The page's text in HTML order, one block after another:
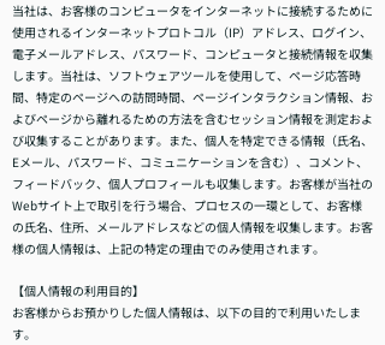
当社は、お客様のコンピュータをインターネットに接続するために
使用されるインターネットプロトコル（IP）アドレス、ログイン、
電子メールアドレス、パスワード、コンピュータと接続情報を収集
します。当社は、ソフトウェアツールを使用して、ページ応答時
間、特定のページへの訪問時間、ページインタラクション情報、お
よびページから離れるための方法を含むセッション情報を測定およ
び収集することがあります。また、個人を特定できる情報（氏名、
Eメール、パスワード、コミュニケーションを含む）、コメント、
フィードバック、個人プロフィールも収集します。お客様が当社の
Webサイト上で取引を行う場合、プロセスの一環として、お客様
の氏名、住所、メールアドレスなどの個人情報を収集します。お客
様の個人情報は、上記の特定の理由でのみ使用されます。
【個人情報の利用目的】
お客様からお預かりした個人情報は、以下の目的で利用いたしま
す。